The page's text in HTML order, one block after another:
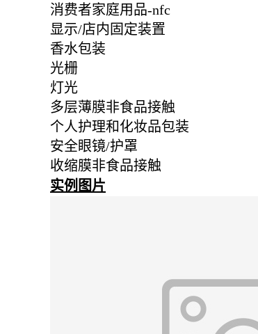
消费者家庭用品-nfc
显示/店内固定装置
香水包装
光栅
灯光
多层薄膜非食品接触
个人护理和化妆品包装
安全眼镜/护罩
收缩膜非食品接触
实例图片